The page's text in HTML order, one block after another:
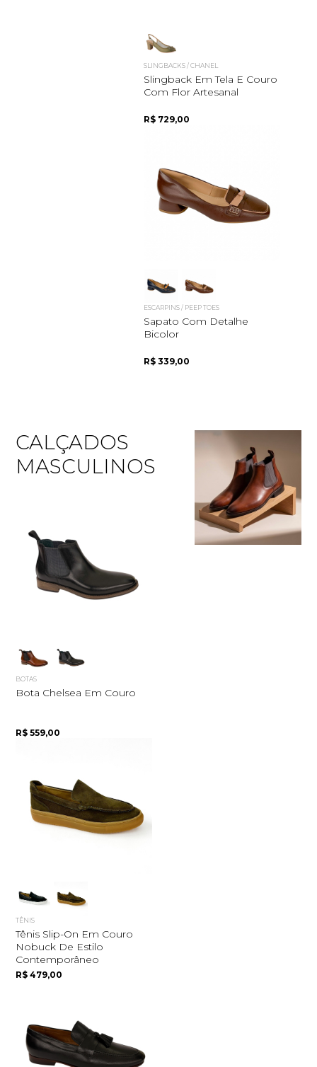
SLINGBACKS / CHANEL
Slingback Em Tela E Couro
Com Flor Artesanal
R$ 729,00
ESCARPINS / PEEP TOES
Sapato Com Detalhe
Bicolor
R$ 339,00
CALÇADOS
MASCULINOS
BOTAS
Bota Chelsea Em Couro
R$ 559,00
TÊNIS
Tênis Slip-On Em Couro
Nobuck De Estilo
Contemporâneo
R$ 479,00